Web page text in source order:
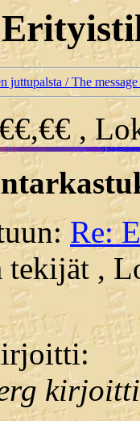
juttupalsta / The
,
Re:
,